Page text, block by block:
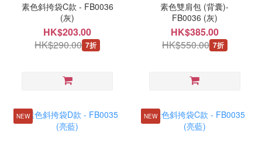
素色斜挎袋C款 - FB0036
(灰)
HK$203.00
HK$290.00 7折
素色雙肩包 (背囊)-
FB0036 (灰)
HK$385.00
HK$550.00 7折
NEW NEW